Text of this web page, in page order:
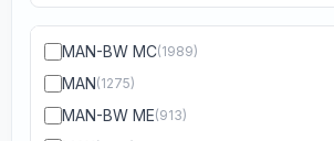
MAN-BW MC(1989)
MAN(1275)
MAN-BW ME(913)